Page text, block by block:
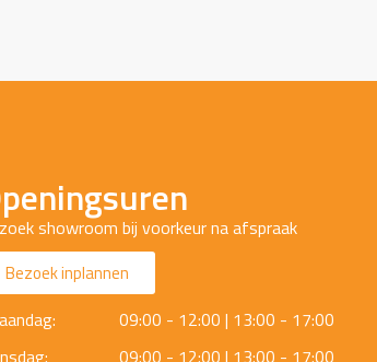
showroom bij voorkeur na afspraak
Bezoek inplannen
09:00 - 12:00 | 13:00 - 17:00
09:00 - 12:00 | 13:00 - 17:00